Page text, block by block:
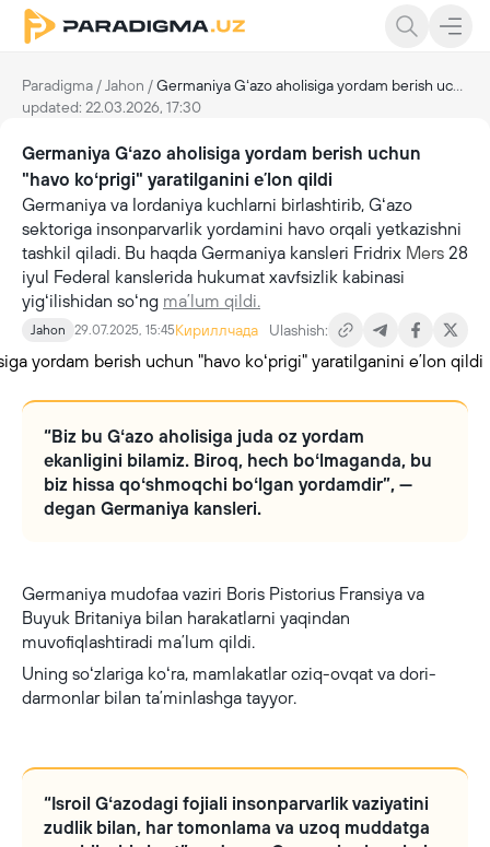
Paradigma / Jahon /Germaniya Gʻazo aholisiga yordam berish uchun "havo koʻprigi" yaratilganini eʼlon qildi
updated: 22.03.2026, 17:30
Germaniya Gʻazo aholisiga yordam berish uchun
"havo koʻprigi" yaratilganini eʼlon qildi
Germaniya va Iordaniya kuchlarni birlashtirib, Gʻazo
sektoriga insonparvarlik yordamini havo orqali yetkazishni
tashkil qiladi. Bu haqda Germaniya kansleri Fridrix Mers 28
iyul Federal kanslerida hukumat xavfsizlik kabinasi
yigʻilishidan soʻng maʼlum qildi.
Jahon 29.07.2025, 15:45Кириллчада Ulashish:
“Biz bu Gʻazo aholisiga juda oz yordam
ekanligini bilamiz. Biroq, hech boʻlmaganda, bu
biz hissa qoʻshmoqchi boʻlgan yordamdir”, —
degan Germaniya kansleri.
Germaniya mudofaa vaziri Boris Pistorius Fransiya va
Buyuk Britaniya bilan harakatlarni yaqindan
muvofiqlashtiradi maʼlum qildi.
Uning soʻzlariga koʻra, mamlakatlar oziq-ovqat va dori-
darmonlar bilan taʼminlashga tayyor.
“Isroil Gʻazodagi fojiali insonparvarlik vaziyatini
zudlik bilan, har tomonlama va uzoq muddatga